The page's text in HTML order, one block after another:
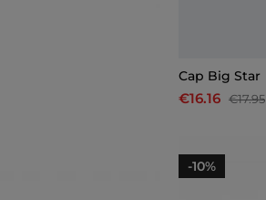
Cap Big Star
€16.16 €17.95
-10%